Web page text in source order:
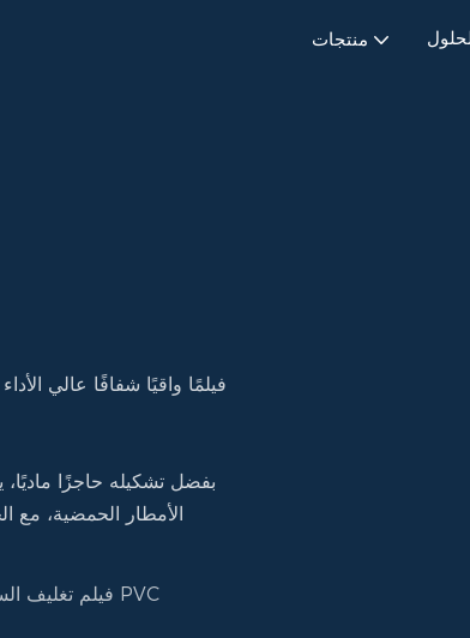
منتجات
بفضل تشكيله حاجزًا ماديًا،
الأمطار الحمضية، مع
فيلم تغليف السيارات PVC